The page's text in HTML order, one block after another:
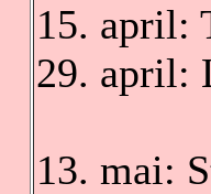
15. april:
29. april:
13. mai: